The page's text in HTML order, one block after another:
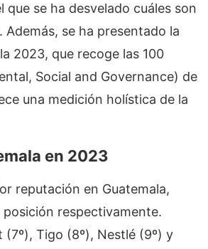
se ha desvelado cuáles son
se ha presentado la
2023, que recoge las 100
Social and Governance) de
una medición holística de la
en 2023
reputación en Guatemala,
respectivamente.
(7º), Tigo (8º), Nestlé (9º) y